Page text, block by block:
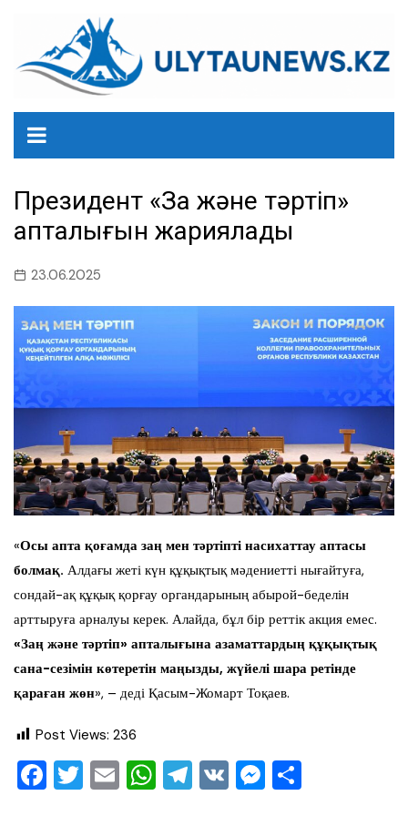
содержанию
Президент «Заң және тәртіп»
апталығын жариялады
23.06.2025
«Осы апта қоғамда заң мен тәртіпті насихаттау аптасы
болмақ. Алдағы жеті күн құқықтық мәдениетті нығайтуға,
сондай-ақ құқық қорғау органдарының абырой-беделін
арттыруға арналуы керек. Алайда, бұл бір реттік акция емес.
«Заң және тәртіп» апталығына азаматтардың құқықтық
сана-сезімін көтеретін маңызды, жүйелі шара ретінде
қараған жөн», – деді Қасым-Жомарт Тоқаев.
Post Views: 236
F T E W T V M